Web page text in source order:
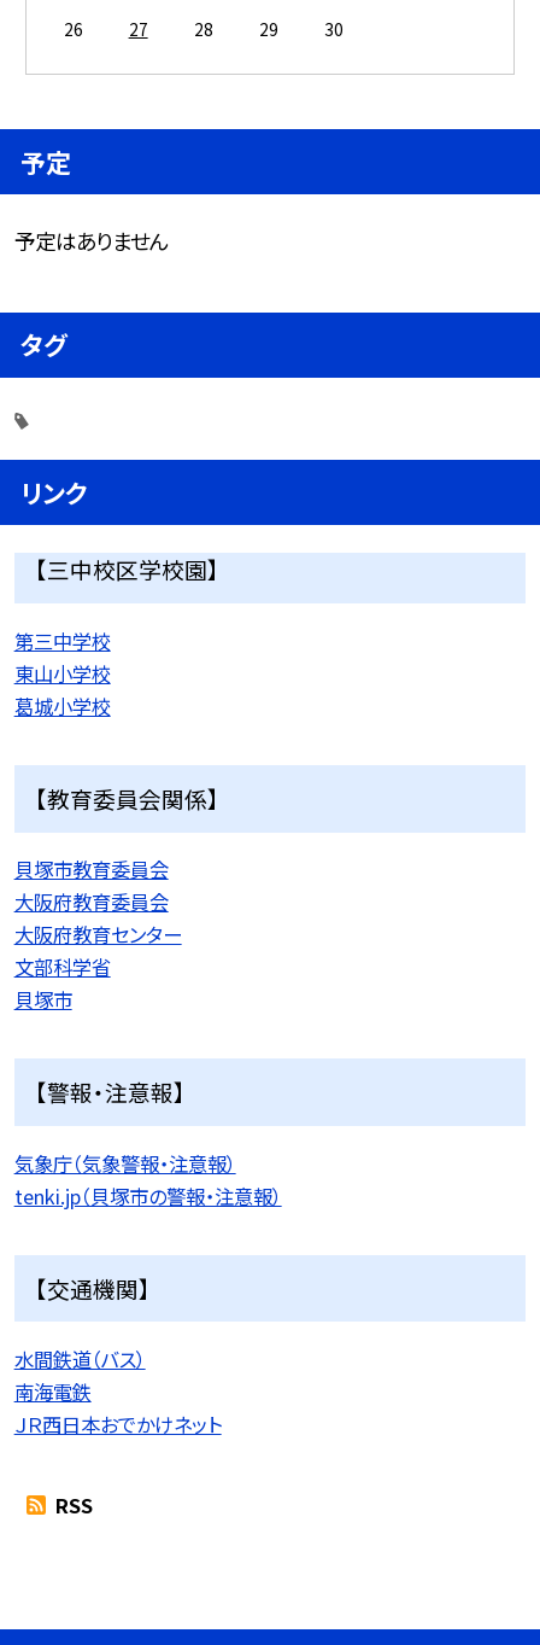
26
27 28 29 30
予定
予定はありません
タグ
リンク
【三中校区学校園】
第三中学校
東山小学校
葛城小学校
【教育委員会関係】
貝塚市教育委員会
大阪府教育委員会
大阪府教育センター
文部科学省
貝塚市
【警報・注意報】
気象庁（気象警報・注意報）
tenki.jp（貝塚市の警報・注意報）
【交通機関】
水間鉄道（バス）
南海電鉄
ＪＲ西日本おでかけネット
RSS